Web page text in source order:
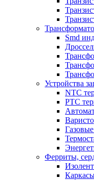
Smd
Устройства
NTC
PTC
Ферриты,